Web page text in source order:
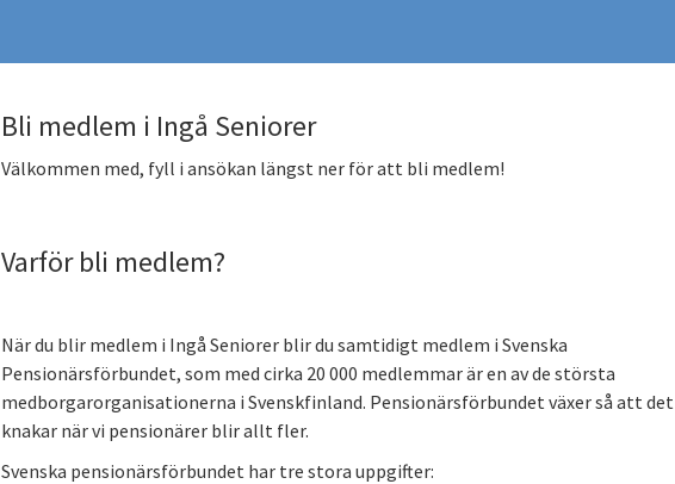
Bli medlem i Ingå Seniorer
Välkommen med, fyll i ansökan längst ner för att bli medlem!
Varför bli medlem?
När du blir medlem i Ingå Seniorer blir du samtidigt medlem i Svenska
Pensionärsförbundet, som med cirka 20 000 medlemmar är en av de största
medborgarorganisationerna i Svenskfinland. Pensionärsförbundet växer så att det
knakar när vi pensionärer blir allt fler.
Svenska pensionärsförbundet har tre stora uppgifter: